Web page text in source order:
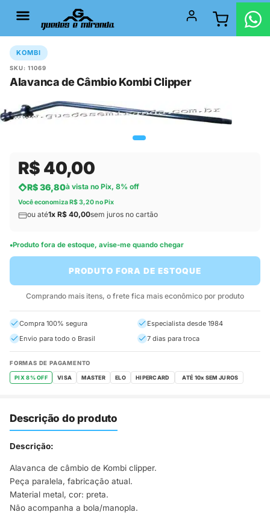
KOMBI
SKU: 11069
Alavanca de Câmbio Kombi Clipper
R$ 40,00
R$ 36,80à vista no Pix, 8% off
Você economiza R$ 3,20 no Pix
ou até1x R$ 40,00sem juros no cartão
Produto fora de estoque, avise-me quando chegar
PRODUTO FORA DE ESTOQUE
Comprando mais itens, o frete fica mais econômico por produto
Compra 100% segura
Especialista desde 1984
Envio para todo o Brasil
7 dias para troca
FORMAS DE PAGAMENTO
PIX 8% OFF VISA MASTER ELO HIPERCARD
Descrição do produto
Descrição:
Alavanca de câmbio de Kombi clipper.
Peça paralela, fabricação atual.
Material metal, cor: preta.
Não acompanha a bola/manopla.